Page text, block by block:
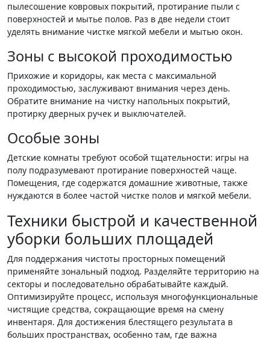
пылесошение ковровых покрытий, протирание пыли с
поверхностей и мытье полов. Раз в две недели стоит
уделять внимание чистке мягкой мебели и мытью окон.
Зоны с высокой проходимостью
Прихожие и коридоры, как места с максимальной
проходимостью, заслуживают внимания через день.
Обратите внимание на чистку напольных покрытий,
протирку дверных ручек и выключателей.
Особые зоны
Детские комнаты требуют особой тщательности: игры на
полу подразумевают протирание поверхностей чаще.
Помещения, где содержатся домашние животные, также
нуждаются в более частой чистке полов и мягкой мебели.
Техники быстрой и качественной
уборки больших площадей
Для поддержания чистоты просторных помещений
применяйте зональный подход. Разделяйте территорию на
секторы и последовательно обрабатывайте каждый.
Оптимизируйте процесс, используя многофункциональные
чистящие средства, сокращающие время на смену
инвентаря. Для достижения блестящего результата в
больших пространствах, особенно там, где важна